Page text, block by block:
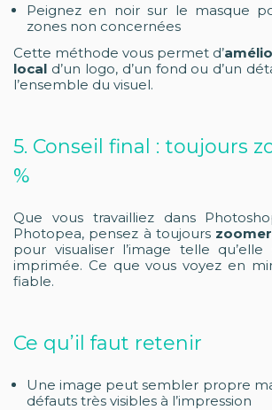
Peignez en noir sur le masque
zones non concernées
Cette méthode vous permet d’
local d’un logo, d’un fond ou d’un
l’ensemble du visuel.
5. Conseil final : toujours
%
Que vous travailliez dans
Photopea, pensez à toujours
pour visualiser l’image telle
imprimée. Ce que vous voyez en
fiable.
Ce qu’il faut retenir
Une image peut sembler propre
défauts très visibles à l’impression